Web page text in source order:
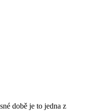
době je to jedna z